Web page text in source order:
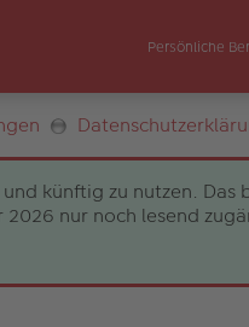
Persönliche
künftig zu nutzen.
nur noch lesend